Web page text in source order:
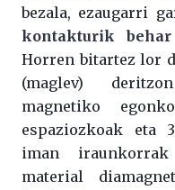
bezala, ezaugarri
kontakturik
Horren bitartez lor
(maglev)
magnetiko
espaziozkoak eta
iman
material